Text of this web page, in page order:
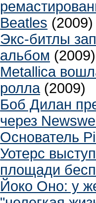
Beatles (2009)
Экс-битлы
альбом (2009)
Metallica
ролла (2009)
Боб Дилан
через
Основатель
Уотерс
площади
Йоко Оно: у